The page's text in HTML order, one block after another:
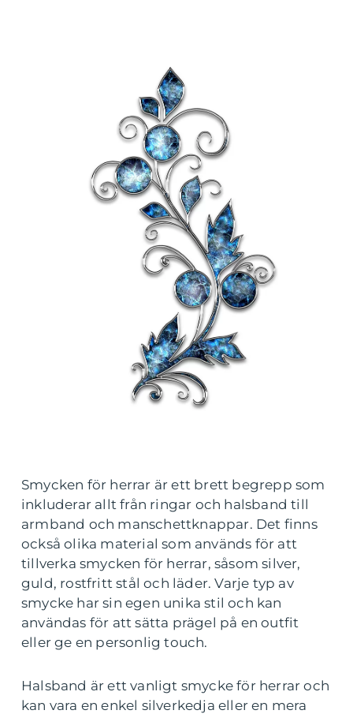
Smycken för herrar är ett brett begrepp som
inkluderar allt från ringar och halsband till
armband och manschettknappar. Det finns
också olika material som används för att
tillverka smycken för herrar, såsom silver,
guld, rostfritt stål och läder. Varje typ av
smycke har sin egen unika stil och kan
användas för att sätta prägel på en outfit
eller ge en personlig touch.
Halsband är ett vanligt smycke för herrar och
kan vara en enkel silverkedja eller en mera